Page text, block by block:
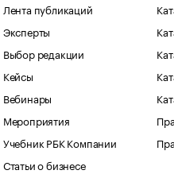
Лента публикаций
Эксперты
Выбор редакции
Кейсы
Вебинары
Мероприятия
Учебник РБК Компании
Статьи о бизнесе